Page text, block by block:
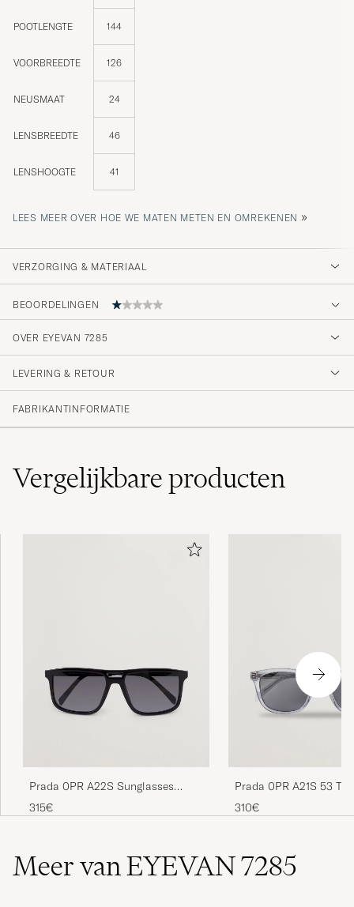
POOTLENGTE 144
VOORBREEDTE 126
NEUSMAAT 24
LENSBREEDTE 46
LENSHOOGTE 41
LEES MEER OVER HOE WE MATEN METEN EN OMREKENEN »
VERZORGING & MATERIAAL
BEOORDELINGEN
Very disappointed. The glasses arrived bent,
with badly deformed nose pads. I had to go
straight to an optician to fix them before I
could even wear them. Absolutely
unacceptable at this price point.
OVER EYEVAN 7285
LEVERING & RETOUR
FABRIKANTINFORMATIE
Vergelijkbareproducten
Prada 0PR A22S Sunglasses
Black
315€
Prada 0PR A21S 53
Azure
310€
Meer van EYEVAN 7285